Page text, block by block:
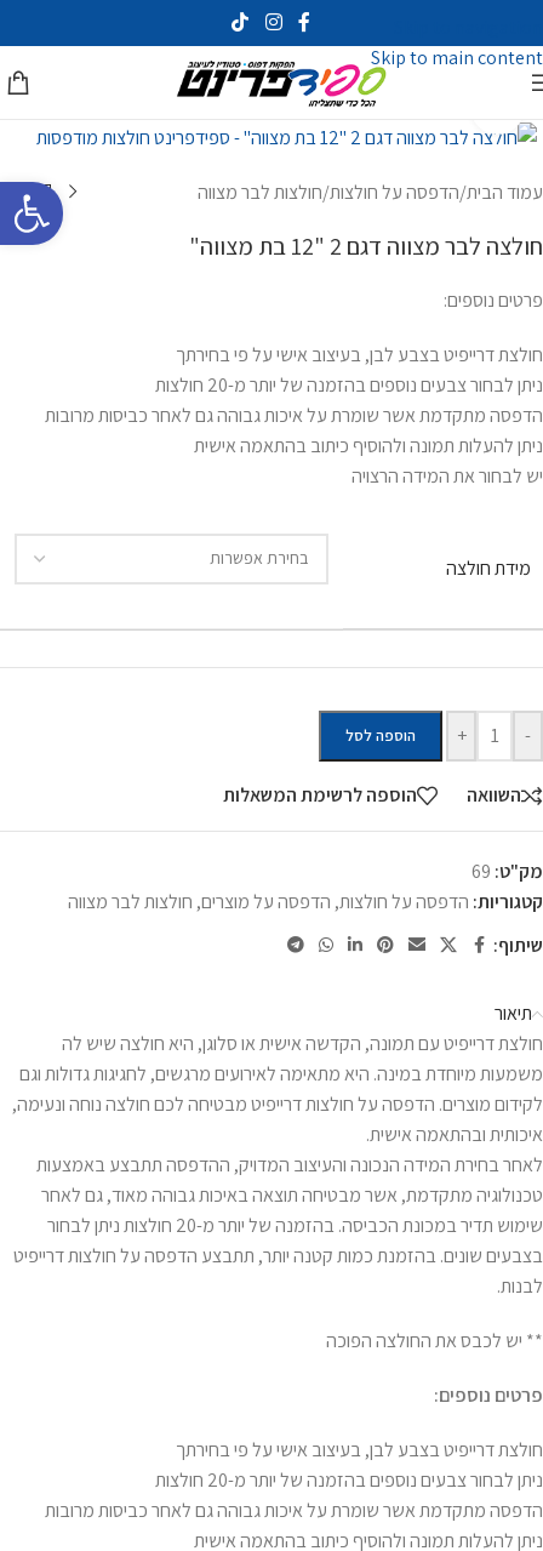
פתח
Skip to main content
עמוד הבית/הדפסה על חולצות/חולצות לבר מצווה
חולצה לבר מצווה דגם 2 "12 בת מצווה"
פרטים נוספים:
חולצת דרייפיט בצבע לבן, בעיצוב אישי על פי בחירתך
ניתן לבחור צבעים נוספים בהזמנה של יותר מ-20 חולצות
הדפסה מתקדמת אשר שומרת על איכות גבוהה גם לאחר כביסות מרובות
ניתן להעלות תמונה ולהוסיף כיתוב בהתאמה אישית
יש לבחור את המידה הרצויה
מידת חולצה
-
+ הוספה לסל
השוואה הוספה לרשימת המשאלות
מק"ט: 69
קטגוריות: הדפסה על חולצות, הדפסה על מוצרים, חולצות לבר מצווה
שיתוף:
תיאור
חולצת דרייפיט עם תמונה, הקדשה אישית או סלוגן, היא חולצה שיש לה
משמעות מיוחדת במינה. היא מתאימה לאירועים מרגשים, לחגיגות גדולות וגם
לקידום מוצרים. הדפסה על חולצות דרייפיט מבטיחה לכם חולצה נוחה ונעימה,
איכותית ובהתאמה אישית.
לאחר בחירת המידה הנכונה והעיצוב המדויק, ההדפסה תתבצע באמצעות
טכנולוגיה מתקדמת, אשר מבטיחה תוצאה באיכות גבוהה מאוד, גם לאחר
שימוש תדיר במכונת הכביסה. בהזמנה של יותר מ-20 חולצות ניתן לבחור
בצבעים שונים. בהזמנת כמות קטנה יותר, תתבצע הדפסה על חולצות דרייפיט
לבנות.
** יש לכבס את החולצה הפוכה
פרטים נוספים:
חולצת דרייפיט בצבע לבן, בעיצוב אישי על פי בחירתך
ניתן לבחור צבעים נוספים בהזמנה של יותר מ-20 חולצות
הדפסה מתקדמת אשר שומרת על איכות גבוהה גם לאחר כביסות מרובות
ניתן להעלות תמונה ולהוסיף כיתוב בהתאמה אישית